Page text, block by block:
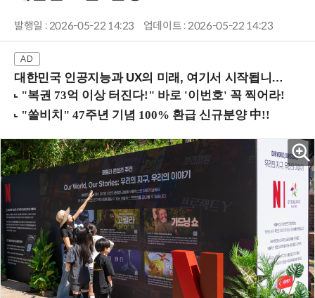
발행일 : 2026-05-22 14:23 업데이트 : 2026-05-22 14:23
대한민국 인공지능과 UX의 미래, 여기서 시작됩니다! (9/2 강남역)